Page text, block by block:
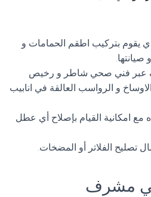
بتركيب اطقم الحمامات و
صيانتها.
عبر فني صحي شاطر و رخيص
و الرواسب العالقة في انابيب
مع امكانية القيام بإصلاح أي عطل
تصليح الفلاتر أو المضخات.
مشرف